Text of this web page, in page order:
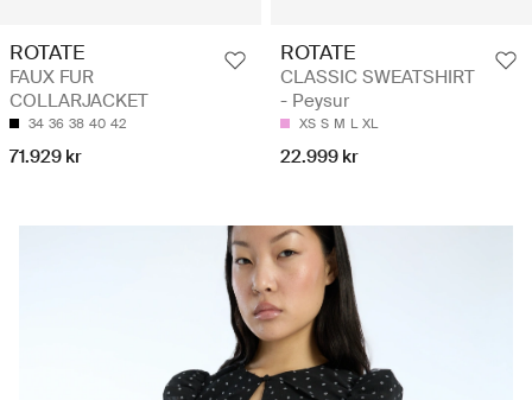
ROTATE
FAUX FUR
COLLARJACKET
34 36 38 40 42
71.929 kr
ROTATE
CLASSIC SWEATSHIRT
- Peysur
XS S M L XL
22.999 kr